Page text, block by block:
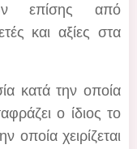
επίσης από
και αξίες στα
κατά την οποία
ο ίδιος το
οποία χειρίζεται